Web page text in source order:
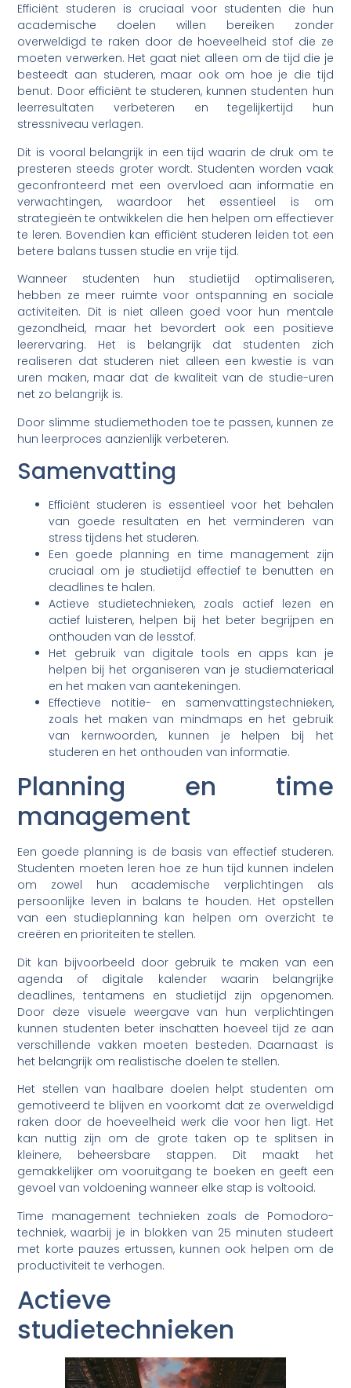
Efficiënt studeren is cruciaal voor studenten die hun
academische doelen willen bereiken zonder
overweldigd te raken door de hoeveelheid stof die ze
moeten verwerken. Het gaat niet alleen om de tijd die je
besteedt aan studeren, maar ook om hoe je die tijd
benut. Door efficiënt te studeren, kunnen studenten hun
leerresultaten verbeteren en tegelijkertijd hun
stressniveau verlagen.
Dit is vooral belangrijk in een tijd waarin de druk om te
presteren steeds groter wordt. Studenten worden vaak
geconfronteerd met een overvloed aan informatie en
verwachtingen, waardoor het essentieel is om
strategieën te ontwikkelen die hen helpen om effectiever
te leren. Bovendien kan efficiënt studeren leiden tot een
betere balans tussen studie en vrije tijd.
Wanneer studenten hun studietijd optimaliseren,
hebben ze meer ruimte voor ontspanning en sociale
activiteiten. Dit is niet alleen goed voor hun mentale
gezondheid, maar het bevordert ook een positieve
leerervaring. Het is belangrijk dat studenten zich
realiseren dat studeren niet alleen een kwestie is van
uren maken, maar dat de kwaliteit van de studie-uren
net zo belangrijk is.
Door slimme studiemethoden toe te passen, kunnen ze
hun leerproces aanzienlijk verbeteren.
Samenvatting
Efficiënt studeren is essentieel voor het behalen
van goede resultaten en het verminderen van
stress tijdens het studeren.
Een goede planning en time management zijn
cruciaal om je studietijd effectief te benutten en
deadlines te halen.
Actieve studietechnieken, zoals actief lezen en
actief luisteren, helpen bij het beter begrijpen en
onthouden van de lesstof.
Het gebruik van digitale tools en apps kan je
helpen bij het organiseren van je studiemateriaal
en het maken van aantekeningen.
Effectieve notitie- en samenvattingstechnieken,
zoals het maken van mindmaps en het gebruik
van kernwoorden, kunnen je helpen bij het
studeren en het onthouden van informatie.
Planning en time
management
Een goede planning is de basis van effectief studeren.
Studenten moeten leren hoe ze hun tijd kunnen indelen
om zowel hun academische verplichtingen als
persoonlijke leven in balans te houden. Het opstellen
van een studieplanning kan helpen om overzicht te
creëren en prioriteiten te stellen.
Dit kan bijvoorbeeld door gebruik te maken van een
agenda of digitale kalender waarin belangrijke
deadlines, tentamens en studietijd zijn opgenomen.
Door deze visuele weergave van hun verplichtingen
kunnen studenten beter inschatten hoeveel tijd ze aan
verschillende vakken moeten besteden. Daarnaast is
het belangrijk om realistische doelen te stellen.
Het stellen van haalbare doelen helpt studenten om
gemotiveerd te blijven en voorkomt dat ze overweldigd
raken door de hoeveelheid werk die voor hen ligt. Het
kan nuttig zijn om de grote taken op te splitsen in
kleinere, beheersbare stappen. Dit maakt het
gemakkelijker om vooruitgang te boeken en geeft een
gevoel van voldoening wanneer elke stap is voltooid.
Time management technieken zoals de Pomodoro-
techniek, waarbij je in blokken van 25 minuten studeert
met korte pauzes ertussen, kunnen ook helpen om de
productiviteit te verhogen.
Actieve
studietechnieken